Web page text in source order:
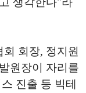
회장, 정지원
원장이 자리를
진출 등 빅테